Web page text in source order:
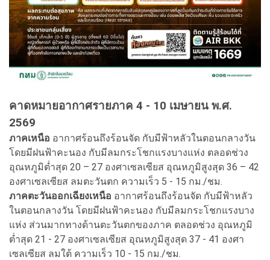
คาดหมายอากาศรายภาค 4 - 10 เมษายน พ.ศ.
2569
ภาคเหนือ อากาศร้อนถึงร้อนจัด กับมีฟ้าหลัวในตอนกลางวัน
โดยมีฝนฟ้าคะนอง กับมีลมกระโชกแรงบางแห่ง ตลอดช่วง
อุณหภูมิต่ำสุด 20 – 27 องศาเซลเซียส อุณหภูมิสูงสุด 36 – 42
องศาเซลเซียส ลมตะวันตก ความเร็ว 5 - 15 กม./ชม.
ภาคตะวันออกเฉียงเหนือ อากาศร้อนถึงร้อนจัด กับมีฟ้าหลัว
ในตอนกลางวัน โดยมีฝนฟ้าคะนอง กับมีลมกระโชกแรงบาง
แห่ง ส่วนมากทางด้านตะวันตกของภาค ตลอดช่วง อุณหภูมิ
ต่ำสุด 21 - 27 องศาเซลเซียส อุณหภูมิสูงสุด 37 - 41 องศา
เซลเซียส ลมใต้ ความเร็ว 10 - 15 กม./ชม.